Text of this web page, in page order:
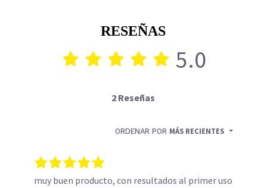
RESEÑAS
5.0
2 Reseñas
ORDENAR POR MÁS RECIENTES